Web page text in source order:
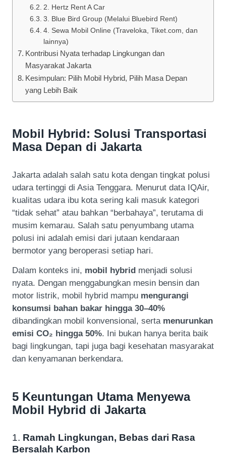
2. Hertz Rent A Car
3. Blue Bird Group (Melalui Bluebird Rent)
4. Sewa Mobil Online (Traveloka, Tiket.com, dan
lainnya)
Kontribusi Nyata terhadap Lingkungan dan
Masyarakat Jakarta
Kesimpulan: Pilih Mobil Hybrid, Pilih Masa Depan
yang Lebih Baik
Mobil Hybrid: Solusi Transportasi
Masa Depan di Jakarta
Jakarta adalah salah satu kota dengan tingkat polusi
udara tertinggi di Asia Tenggara. Menurut data IQAir,
kualitas udara ibu kota sering kali masuk kategori
“tidak sehat” atau bahkan “berbahaya”, terutama di
musim kemarau. Salah satu penyumbang utama
polusi ini adalah emisi dari jutaan kendaraan
bermotor yang beroperasi setiap hari.
Dalam konteks ini, mobil hybrid menjadi solusi
nyata. Dengan menggabungkan mesin bensin dan
motor listrik, mobil hybrid mampu mengurangi
konsumsi bahan bakar hingga 30–40%
dibandingkan mobil konvensional, serta menurunkan
emisi CO₂ hingga 50%. Ini bukan hanya berita baik
bagi lingkungan, tapi juga bagi kesehatan masyarakat
dan kenyamanan berkendara.
5 Keuntungan Utama Menyewa
Mobil Hybrid di Jakarta
1. Ramah Lingkungan, Bebas dari Rasa
Bersalah Karbon